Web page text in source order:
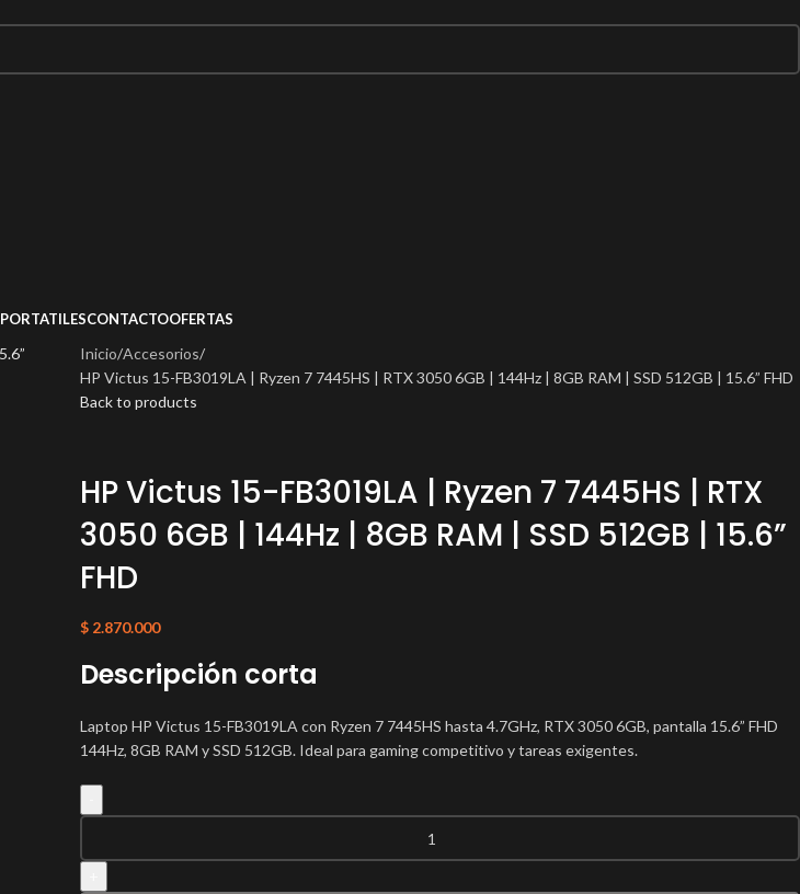
PORTATILESCONTACTOOFERTAS
Inicio Accesorios
HP Victus 15-FB3019LA | Ryzen 7 7445HS | RTX 3050 6GB | 144Hz | 8GB RAM | SSD 512GB | 15.6” FHD
Back to products
HP Victus 15-FB3019LA | Ryzen 7 7445HS | RTX
3050 6GB | 144Hz | 8GB RAM | SSD 512GB | 15.6”
FHD
$ 2.870.000
Descripción corta
Laptop HP Victus 15-FB3019LA con Ryzen 7 7445HS hasta 4.7GHz, RTX 3050 6GB, pantalla 15.6” FHD
144Hz, 8GB RAM y SSD 512GB. Ideal para gaming competitivo y tareas exigentes.